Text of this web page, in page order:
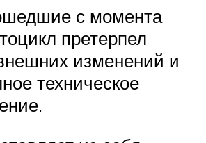
с момента
претерпел
изменений и
техническое